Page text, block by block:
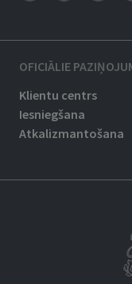
OFICIĀLIE
Klientu centrs
Iesniegšana
Atkalizmantošana